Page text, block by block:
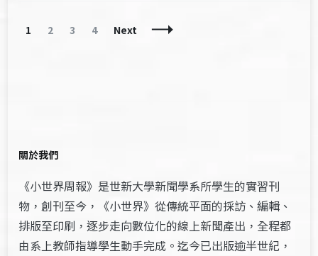
Posts
Page
1 Page
2 Page
3 Page
4 Next
關於我們
《小世界周報》是世新大學新聞學系所學生的實習刊
物，創刊至今，《小世界》從傳統平面的採訪、編輯、
排版至印刷，逐步走向數位化的線上新聞產出，全程都
由系上教師指導學生動手完成。迄今已出版逾半世紀，